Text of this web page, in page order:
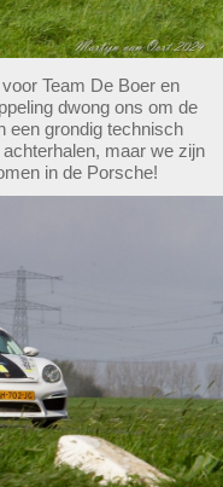
Team De Boer en
dwong ons om de
een grondig technisch
maar we zijn
in de Porsche!